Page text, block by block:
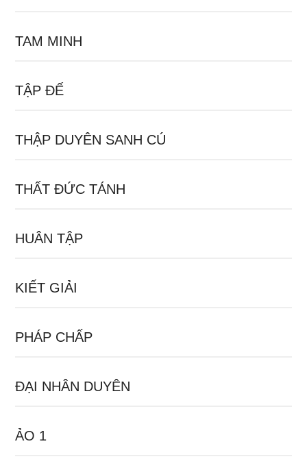
TAM MINH
TẬP ĐẾ
THẬP DUYÊN SANH CÚ
THẤT ĐỨC TÁNH
HUÂN TẬP
KIẾT GIẢI
PHÁP CHẤP
ĐẠI NHÂN DUYÊN
ẢO 1